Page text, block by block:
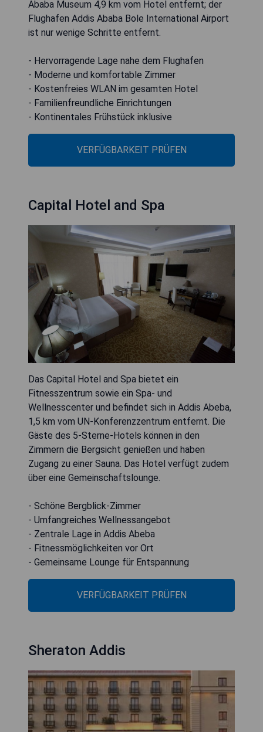
Ababa Museum 4,9 km vom Hotel entfernt; der
Flughafen Addis Ababa Bole International Airport
ist nur wenige Schritte entfernt.
- Hervorragende Lage nahe dem Flughafen
- Moderne und komfortable Zimmer
- Kostenfreies WLAN im gesamten Hotel
- Familienfreundliche Einrichtungen
- Kontinentales Frühstück inklusive
VERFÜGBARKEIT PRÜFEN
Capital Hotel and Spa
Das Capital Hotel and Spa bietet ein
Fitnesszentrum sowie ein Spa- und
Wellnesscenter und befindet sich in Addis Abeba,
1,5 km vom UN-Konferenzzentrum entfernt. Die
Gäste des 5-Sterne-Hotels können in den
Zimmern die Bergsicht genießen und haben
Zugang zu einer Sauna. Das Hotel verfügt zudem
über eine Gemeinschaftslounge.
- Schöne Bergblick-Zimmer
- Umfangreiches Wellnessangebot
- Zentrale Lage in Addis Abeba
- Fitnessmöglichkeiten vor Ort
- Gemeinsame Lounge für Entspannung
VERFÜGBARKEIT PRÜFEN
Sheraton Addis